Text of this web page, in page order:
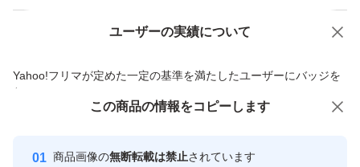
ユーザーの実績について
Yahoo!フリマが定めた一定の基準を満たしたユーザーにバッジを
付与しています
安心取引出品者
心・安全なユーザーです
価格の相談 商品への質問
この商品の情報をコピーします
商品画像の無断転載は禁止されています
この商品をみている人にオススメ